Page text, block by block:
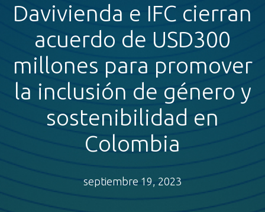
Davivienda e IFC cierran
acuerdo de USD300
millones para promover
la inclusión de género y
sostenibilidad en
Colombia
septiembre 19, 2023